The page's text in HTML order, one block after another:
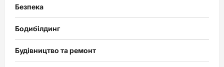
Безпека
Бодибілдинг
Будівництво та ремонт